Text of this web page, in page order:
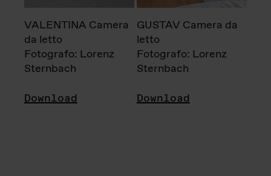
VALENTINA Camera
da letto
Fotografo: Lorenz
Sternbach
Download
GUSTAV Camera da
letto
Fotografo: Lorenz
Sternbach
Download